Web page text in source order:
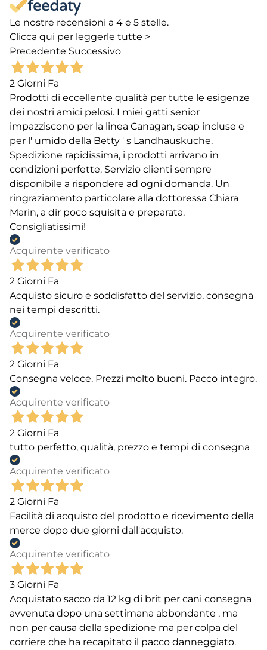
Le nostre recensioni a 4 e 5 stelle.
Clicca qui per leggerle tutte >
Precedente Successivo
2 Giorni Fa
Prodotti di eccellente qualità per tutte le esigenze
dei nostri amici pelosi. I miei gatti senior
impazziscono per la linea Canagan, soap incluse e
per l' umido della Betty ' s Landhauskuche.
Spedizione rapidissima, i prodotti arrivano in
condizioni perfette. Servizio clienti sempre
disponibile a rispondere ad ogni domanda. Un
ringraziamento particolare alla dottoressa Chiara
Marin, a dir poco squisita e preparata.
Consigliatissimi!
Acquirente verificato
2 Giorni Fa
Acquisto sicuro e soddisfatto del servizio, consegna
nei tempi descritti.
Acquirente verificato
2 Giorni Fa
Consegna veloce. Prezzi molto buoni. Pacco integro.
Acquirente verificato
2 Giorni Fa
tutto perfetto, qualità, prezzo e tempi di consegna
Acquirente verificato
2 Giorni Fa
Facilità di acquisto del prodotto e ricevimento della
merce dopo due giorni dall'acquisto.
Acquirente verificato
3 Giorni Fa
Acquistato sacco da 12 kg di brit per cani consegna
avvenuta dopo una settimana abbondante , ma
non per causa della spedizione ma per colpa del
corriere che ha recapitato il pacco danneggiato.